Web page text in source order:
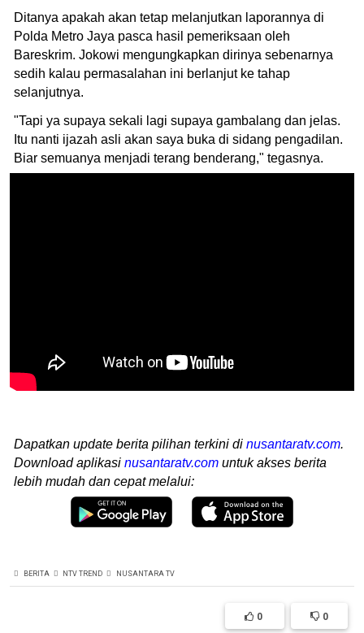
Ditanya apakah akan tetap melanjutkan laporannya di
Polda Metro Jaya pasca hasil pemeriksaan oleh
Bareskrim. Jokowi mengungkapkan dirinya sebenarnya
sedih kalau permasalahan ini berlanjut ke tahap
selanjutnya.
"Tapi ya supaya sekali lagi supaya gambalang dan jelas.
Itu nanti ijazah asli akan saya buka di sidang pengadilan.
Biar semuanya menjadi terang benderang," tegasnya.
Dapatkan update berita pilihan terkini di nusantaratv.com.
Download aplikasi nusantaratv.com untuk akses berita
lebih mudah dan cepat melalui:
BERITA NTV TREND NUSANTARA TV
0 0